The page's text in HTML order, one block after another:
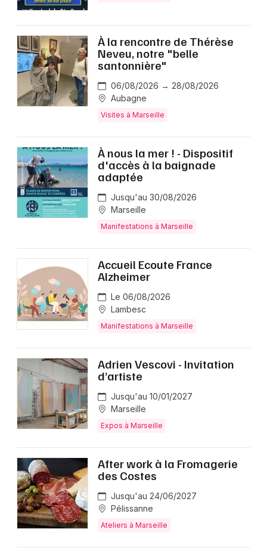
À la rencontre de Thérèse
Neveu, notre "belle
santonnière"
06/08/2026 → 28/08/2026
Aubagne
Visites à Marseille
À nous la mer ! - Dispositif
d'accès à la baignade
adaptée
Jusqu'au 30/08/2026
Marseille
Manifestations à Marseille
Accueil Ecoute France
Alzheimer
Le 06/08/2026
Lambesc
Manifestations à Marseille
Adrien Vescovi - Invitation
d’artiste
Jusqu'au 10/01/2027
Marseille
Expos à Marseille
After work à la Fromagerie
des Costes
Jusqu'au 24/06/2027
Pélissanne
Ateliers à Marseille